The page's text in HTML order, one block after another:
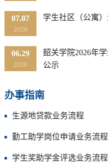
07.07
2026
学生社区（公寓
06.29
2026
韶关学院2026年
公示
办事指南
生源地贷款业务流程
勤工助学岗位申请业务流程
学生奖助学金评选业务流程